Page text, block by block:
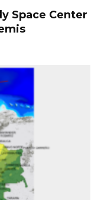
Space Center